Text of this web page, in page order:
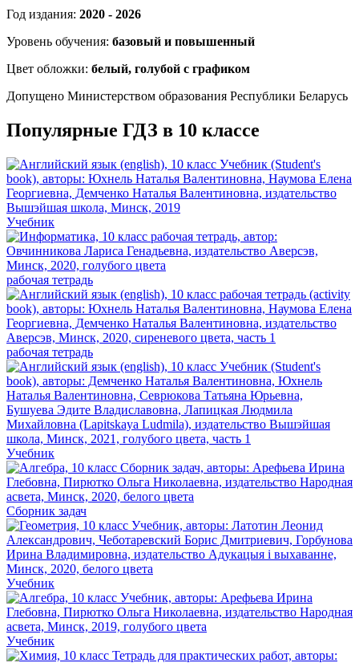
Год издания: 2020 - 2026
Уровень обучения: базовый и повышенный
Цвет обложки: белый, голубой с графиком
Допущено Министерством образования Республики Беларусь
Популярные ГДЗ в 10 классе
Учебник
рабочая тетрадь
рабочая тетрадь
Учебник
Сборник задач
Учебник
Учебник